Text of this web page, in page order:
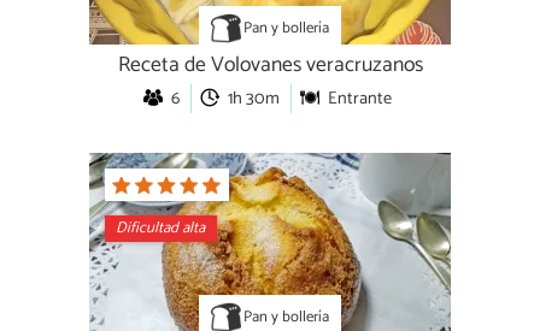
Pan y bollería
Receta de Volovanes veracruzanos
6 1h 30m Entrante
Dificultad alta
Pan y bollería